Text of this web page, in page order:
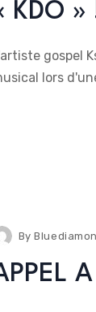
KDO »
gospel
lors
By